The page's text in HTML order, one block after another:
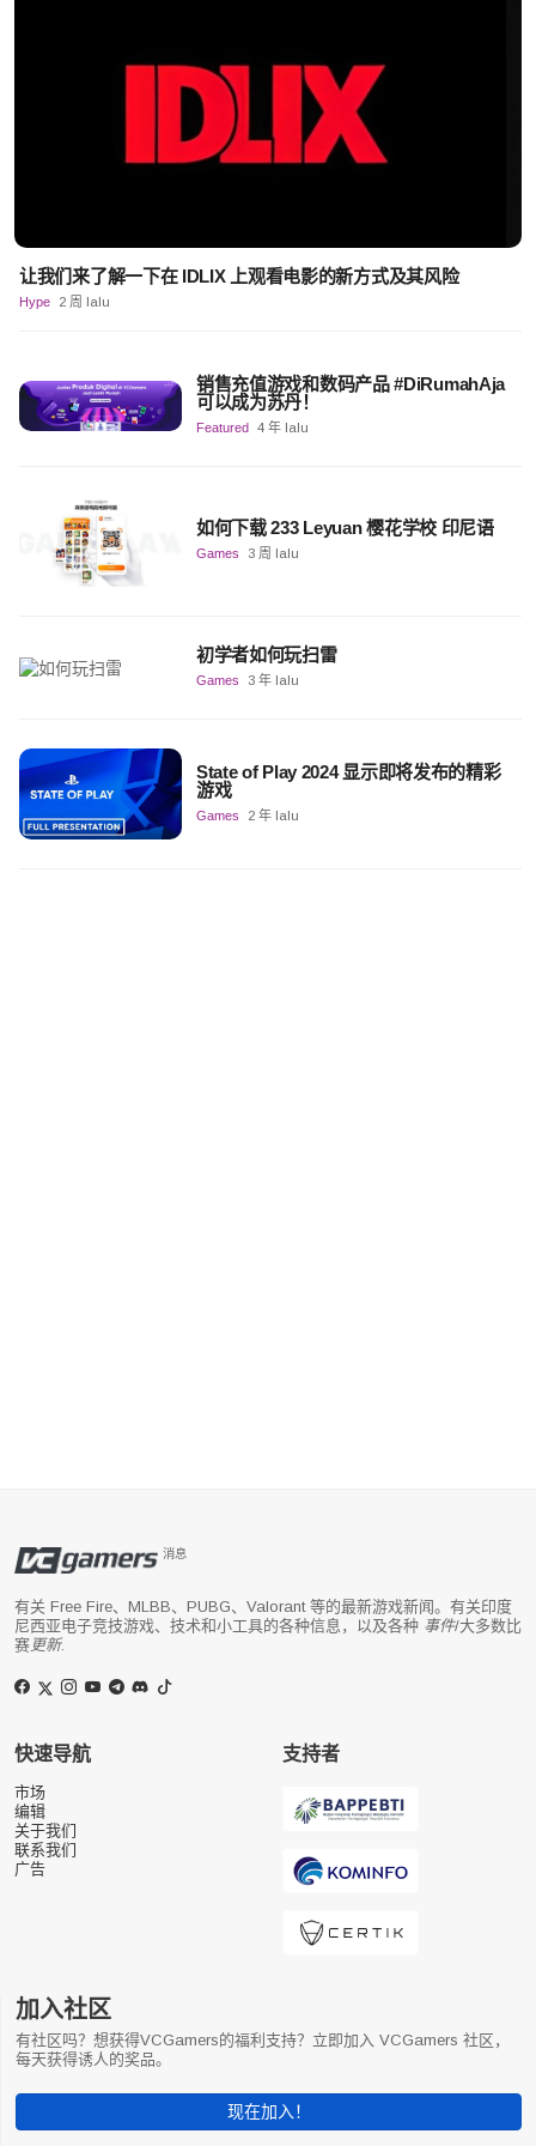
让我们来了解一下在 IDLIX 上观看电影的新方式及其风险
Hype 2 周 lalu
销售充值游戏和数码产品 #DiRumahAja
可以成为苏丹！
Featured 4 年 lalu
如何下载 233 Leyuan 樱花学校 印尼语
Games 3 周 lalu
初学者如何玩扫雷
Games 3 年 lalu
State of Play 2024 显示即将发布的精彩
游戏
Games 2 年 lalu
消息
有关 Free Fire、MLBB、PUBG、Valorant 等的最新游戏新闻。有关印度
尼西亚电子竞技游戏、技术和小工具的各种信息，以及各种 事件/大多数比
赛 更新.
快速导航
市场
编辑
关于我们
联系我们
广告
支持者
加入社区
有社区吗？想获得VCGamers的福利支持？立即加入 VCGamers 社区，
每天获得诱人的奖品。
现在加入！